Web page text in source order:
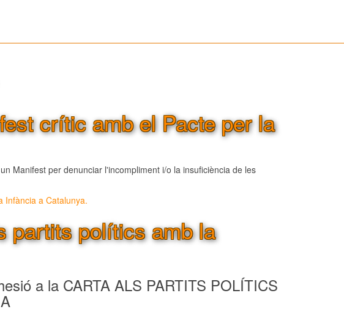
crític amb el Pacte per la
Manifest per denunciar l'incompliment i/o la insuficiència de les
Infància a Catalunya.
partits polítics amb la
a la CARTA ALS PARTITS POLÍTICS